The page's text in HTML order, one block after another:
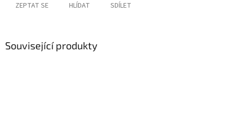
ZEPTAT SE HLÍDAT SDÍLET
Související produkty